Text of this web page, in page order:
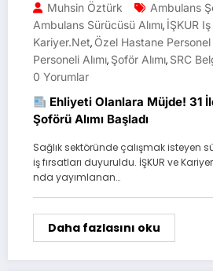
Muhsin Öztürk Ambulans
Ambulans Sürücüsü Alımı, İŞKUR Iş
Kariyer.net, Özel Hastane Personel
Personeli Alımı, Şoför Alımı, SRC
0 Yorumlar
Ehliyeti Olanlara Müjde! 31
Şoförü Alımı Başladı
Sağlık sektöründe çalışmak isteyen
iş fırsatları duyuruldu. İŞKUR ve
nda yayımlanan…
Daha fazlasını oku